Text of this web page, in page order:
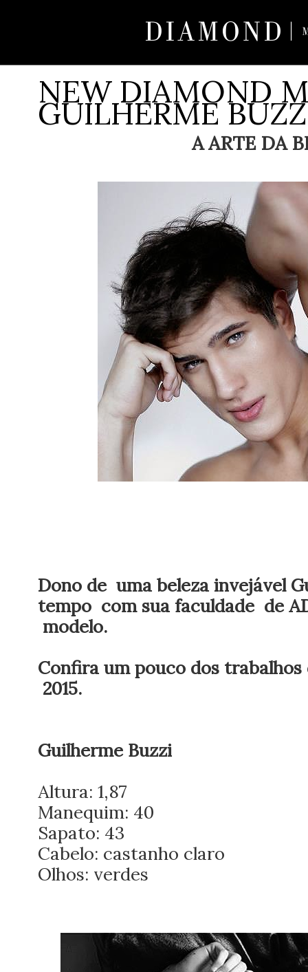
NEW DIAMOND
GUILHERME
A ARTE DA
Dono de uma beleza invejável
tempo com sua faculdade de
modelo.
Confira um pouco dos
2015.
Guilherme Buzzi
Altura: 1,87
Manequim: 40
Sapato: 43
Cabelo: castanho claro
Olhos: verdes